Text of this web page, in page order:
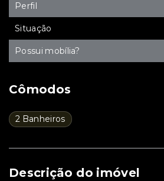
Cômodos
2 Banheiros
Descrição do imóvel
Perfil
Situação
Possui mobília?